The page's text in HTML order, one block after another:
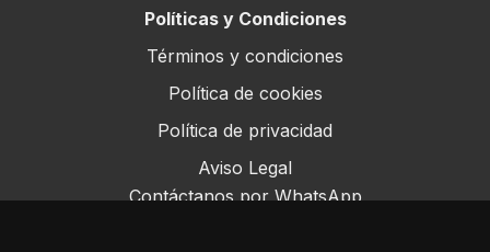
Políticas y Condiciones
Términos y condiciones
Política de cookies
Política de privacidad
Aviso Legal
Contáctanos por WhatsApp